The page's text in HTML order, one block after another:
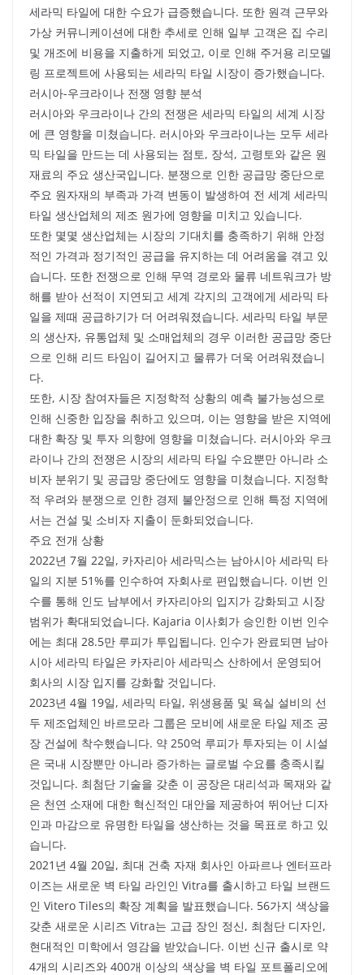
세라믹 타일에 대한 수요가 급증했습니다. 또한 원격 근무와
가상 커뮤니케이션에 대한 추세로 인해 일부 고객은 집 수리
및 개조에 비용을 지출하게 되었고, 이로 인해 주거용 리모델
링 프로젝트에 사용되는 세라믹 타일 시장이 증가했습니다.
러시아-우크라이나 전쟁 영향 분석
러시아와 우크라이나 간의 전쟁은 세라믹 타일의 세계 시장
에 큰 영향을 미쳤습니다. 러시아와 우크라이나는 모두 세라
믹 타일을 만드는 데 사용되는 점토, 장석, 고령토와 같은 원
재료의 주요 생산국입니다. 분쟁으로 인한 공급망 중단으로
주요 원자재의 부족과 가격 변동이 발생하여 전 세계 세라믹
타일 생산업체의 제조 원가에 영향을 미치고 있습니다.
또한 몇몇 생산업체는 시장의 기대치를 충족하기 위해 안정
적인 가격과 정기적인 공급을 유지하는 데 어려움을 겪고 있
습니다. 또한 전쟁으로 인해 무역 경로와 물류 네트워크가 방
해를 받아 선적이 지연되고 세계 각지의 고객에게 세라믹 타
일을 제때 공급하기가 더 어려워졌습니다. 세라믹 타일 부문
의 생산자, 유통업체 및 소매업체의 경우 이러한 공급망 중단
으로 인해 리드 타임이 길어지고 물류가 더욱 어려워졌습니
다.
또한, 시장 참여자들은 지정학적 상황의 예측 불가능성으로
인해 신중한 입장을 취하고 있으며, 이는 영향을 받은 지역에
대한 확장 및 투자 의향에 영향을 미쳤습니다. 러시아와 우크
라이나 간의 전쟁은 시장의 세라믹 타일 수요뿐만 아니라 소
비자 분위기 및 공급망 중단에도 영향을 미쳤습니다. 지정학
적 우려와 분쟁으로 인한 경제 불안정으로 인해 특정 지역에
서는 건설 및 소비자 지출이 둔화되었습니다.
주요 전개 상황
2022년 7월 22일, 카자리아 세라믹스는 남아시아 세라믹 타
일의 지분 51%를 인수하여 자회사로 편입했습니다. 이번 인
수를 통해 인도 남부에서 카자리아의 입지가 강화되고 시장
범위가 확대되었습니다. Kajaria 이사회가 승인한 이번 인수
에는 최대 28.5만 루피가 투입됩니다. 인수가 완료되면 남아
시아 세라믹 타일은 카자리아 세라믹스 산하에서 운영되어
회사의 시장 입지를 강화할 것입니다.
2023년 4월 19일, 세라믹 타일, 위생용품 및 욕실 설비의 선
두 제조업체인 바르모라 그룹은 모비에 새로운 타일 제조 공
장 건설에 착수했습니다. 약 250억 루피가 투자되는 이 시설
은 국내 시장뿐만 아니라 증가하는 글로벌 수요를 충족시킬
것입니다. 최첨단 기술을 갖춘 이 공장은 대리석과 목재와 같
은 천연 소재에 대한 혁신적인 대안을 제공하여 뛰어난 디자
인과 마감으로 유명한 타일을 생산하는 것을 목표로 하고 있
습니다.
2021년 4월 20일, 최대 건축 자재 회사인 아파르나 엔터프라
이즈는 새로운 벽 타일 라인인 Vitra를 출시하고 타일 브랜드
인 Vitero Tiles의 확장 계획을 발표했습니다. 56가지 색상을
갖춘 새로운 시리즈 Vitra는 고급 장인 정신, 최첨단 디자인,
현대적인 미학에서 영감을 받았습니다. 이번 신규 출시로 약
4개의 시리즈와 400개 이상의 색상을 벽 타일 포트폴리오에